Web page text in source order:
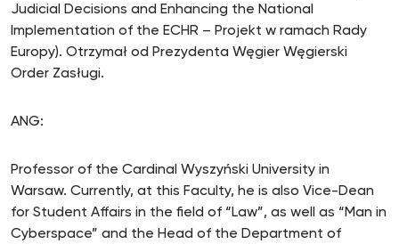
Judicial Decisions and Enhancing the National
Implementation of the ECHR – Projekt w ramach Rady
Europy). Otrzymał od Prezydenta Węgier Węgierski
Order Zasługi.
ANG:
Professor of the Cardinal Wyszyński University in
Warsaw. Currently, at this Faculty, he is also Vice-Dean
for Student Affairs in the field of “Law”, as well as “Man in
Cyberspace” and the Head of the Department of